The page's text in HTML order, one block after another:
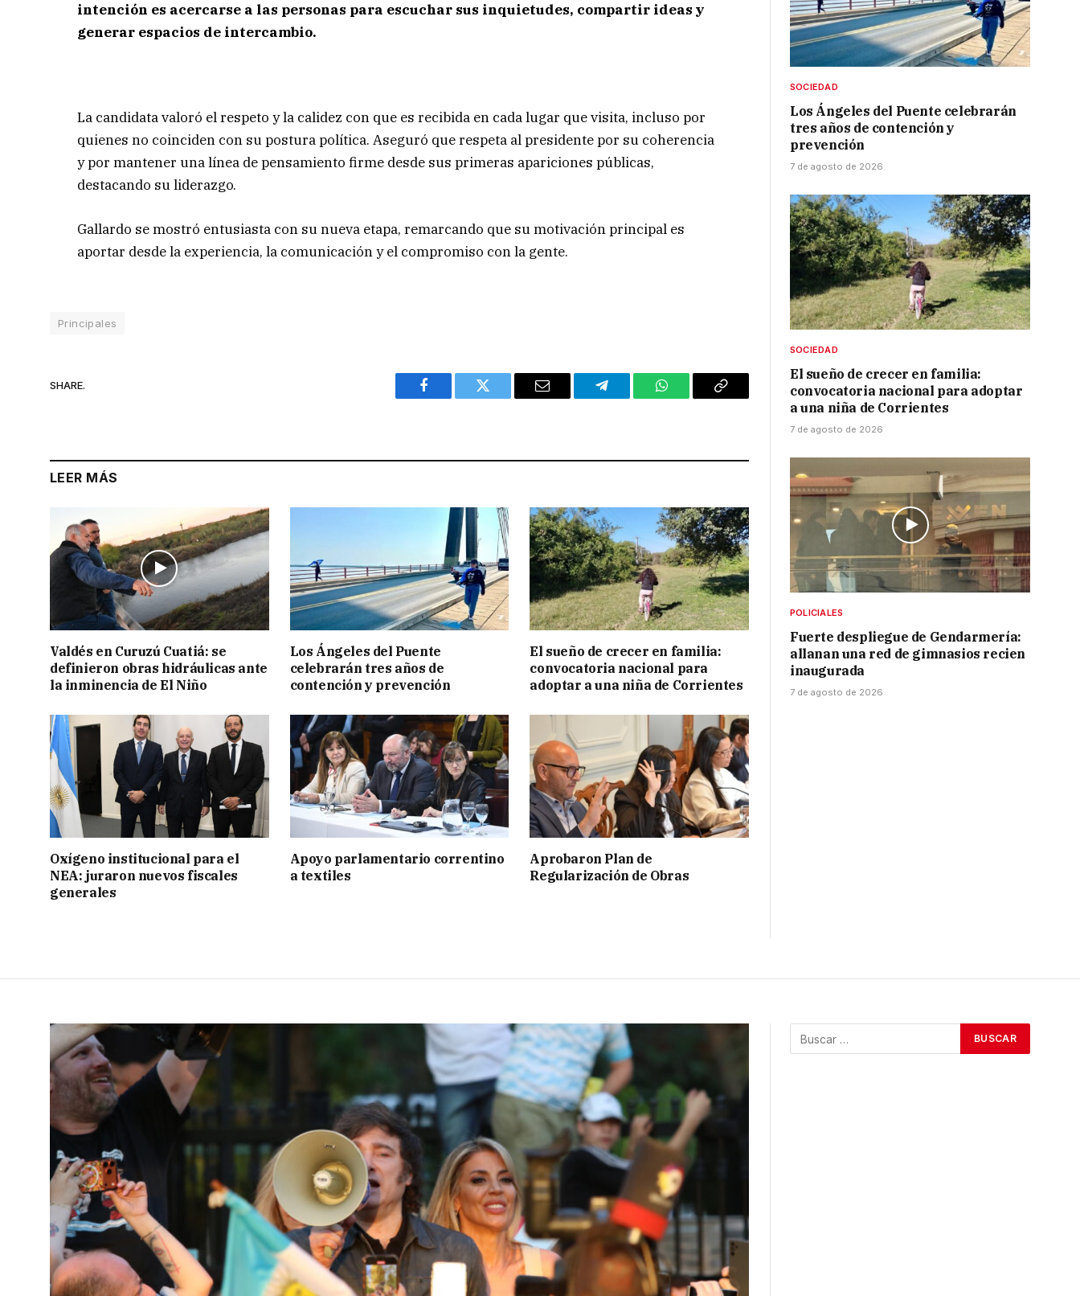
intención es acercarse a las personas para escuchar sus inquietudes, compartir ideas y
generar espacios de intercambio.
La candidata valoró el respeto y la calidez con que es recibida en cada lugar que visita, incluso por
quienes no coinciden con su postura política. Aseguró que respeta al presidente por su coherencia
y por mantener una línea de pensamiento firme desde sus primeras apariciones públicas,
destacando su liderazgo.
Gallardo se mostró entusiasta con su nueva etapa, remarcando que su motivación principal es
aportar desde la experiencia, la comunicación y el compromiso con la gente.
Principales
SHARE.
Facebook Twitter Email Telegram WhatsAppCopy
LEER MÁS
Valdés en Curuzú Cuatiá: se
definieron obras hidráulicas ante
la inminencia de El Niño
Los Ángeles del Puente
celebrarán tres años de
contención y prevención
El sueño de crecer en familia:
convocatoria nacional para
adoptar a una niña de Corrientes
Oxígeno institucional para el
NEA: juraron nuevos fiscales
generales
Apoyo parlamentario correntino
a textiles
Aprobaron Plan de
Regularización de Obras
SOCIEDAD
Los Ángeles del Puente celebrarán
tres años de contención y
prevención
7 de agosto de 2026
SOCIEDAD
El sueño de crecer en familia:
convocatoria nacional para adoptar
a una niña de Corrientes
7 de agosto de 2026
POLICIALES
Fuerte despliegue de Gendarmería:
allanan una red de gimnasios recien
inaugurada
7 de agosto de 2026